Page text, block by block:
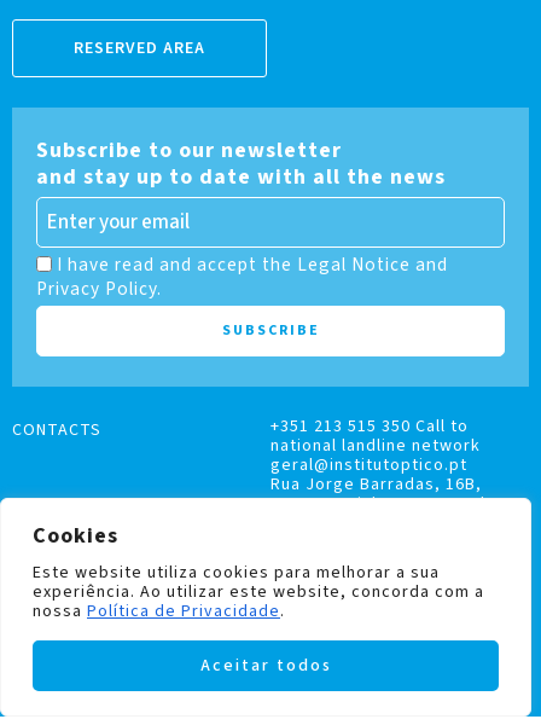
Cookies
Este website utiliza cookies para melhorar a sua
experiência. Ao utilizar este website, concorda com a
nossa Política de Privacidade.
Aceitar todos
RESERVED AREA
Subscribe to our newsletter
and stay up to date with all the news
I have read and accept the Legal Notice and
Privacy Policy.
COMPLAINTS BOOK
PRIVACY AND COOKIES POLICY
CONTACTS
+351 213 515 350 Call to
national landline network
geral@institutoptico.pt
Rua Jorge Barradas, 16B,
1500-370 Lisboa, Portugal